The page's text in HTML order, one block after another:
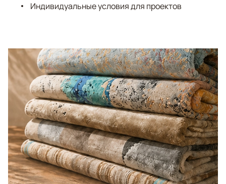
Индивидуальные условия для проектов